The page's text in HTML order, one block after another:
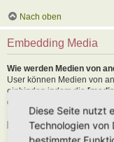
Nach oben
Embedding Media
Wie werden Medien von
User können Medien von
einbinden indem die
der erlaubten Seite in den
[media]https://youtu.be/
Diese Seite nutzt
Technologien von